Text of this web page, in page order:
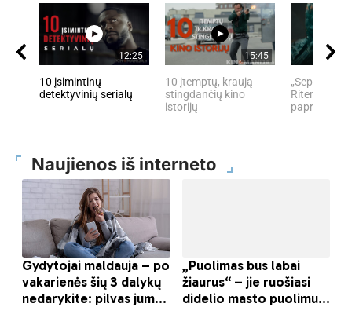
12:25
10 įsimintinų
detektyvinių serialų
15:45
10 įtemptų, kraują
stingdančių kino
istorijų
„Septynių
Riteris" – kai
Naujienos iš interneto